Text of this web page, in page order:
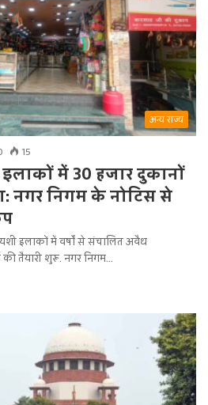
अन्य राज्य
15
में 30 हजार दुकानों
नगर निगम के नोटिस से
इलाकों में वर्षों से संचालित अवैध
की तैयारी शुरू. नगर निगम…